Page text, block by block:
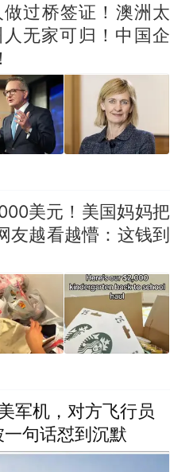
过桥签证！澳洲太
无家可归！中国企
美元！美国妈妈把
友越看越懵：这钱到
军机，对方飞行员
一句话怼到沉默